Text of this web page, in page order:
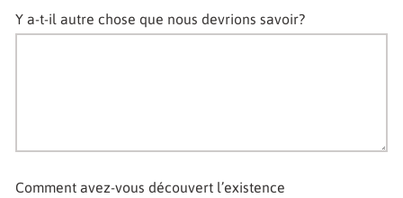
Y a-t-il autre chose que nous devrions savoir?
Comment avez-vous découvert l’existence